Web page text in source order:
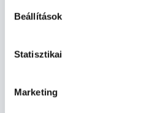
Beállítások
Statisztikai
Marketing
SZAKTERÜLETEK